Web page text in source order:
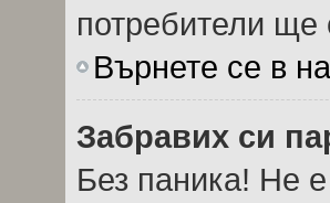
потребители ще
Върнете се в
Забравих си
Без паника! Не